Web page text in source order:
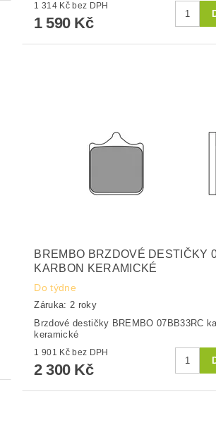
1 314 Kč bez DPH
1 590 Kč
BREMBO BRZDOVÉ DESTIČKY
KARBON KERAMICKÉ
Do týdne
Záruka: 2 roky
Brzdové destičky BREMBO 07BB33RC
keramické
1 901 Kč bez DPH
2 300 Kč